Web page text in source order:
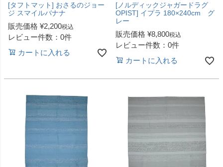
[タフトマット] おさるのジョー
ジ スマイルバナナ
販売価格 ¥2,200税込
レビュー件数：0件
カートに入れる
[ノルディックジャガードラグ
OPIST] イプラ 180×240cm グ
レー
販売価格 ¥8,800税込
レビュー件数：0件
カートに入れる